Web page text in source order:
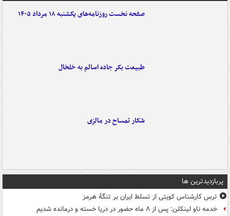
صفحه نخست روزنامه‌های یکشنبه ۱۸ مرداد ۱۴۰۵
طبیعت بکر جاده اسالم به خلخال
شکار تمساح در مالزی
پربازدیدترین ها
ترس کارشناس کویتی از تسلط ایران بر تنگۀ هرمز
خدمه ناو لینکلن: پس از ۸ ماه حضور در دریا خسته و درمانده‌ شدیم